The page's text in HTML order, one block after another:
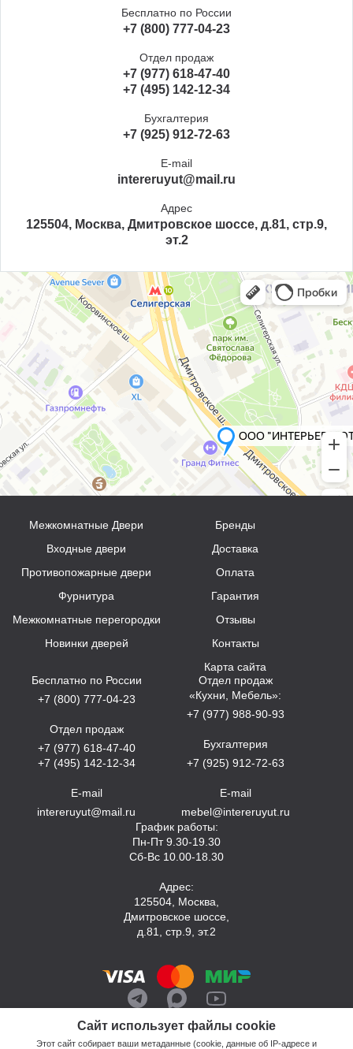
Бесплатно по России
+7 (800) 777-04-23
Отдел продаж
+7 (977) 618-47-40
+7 (495) 142-12-34
Бухгалтерия
+7 (925) 912-72-63
E-mail
intereruyut@mail.ru
Адрес
125504, Москва, Дмитровское шоссе, д.81, стр.9,
эт.2
Сайт использует файлы cookie
Этот сайт собирает ваши метаданные (cookie, данные об IP-адресе и
Межкомнатные Двери
Входные двери
Противопожарные двери
Фурнитура
Межкомнатные перегородки
Новинки дверей
Бренды
Доставка
Оплата
Гарантия
Отзывы
Контакты
Карта сайта
Бесплатно по России
+7 (800) 777-04-23
Отдел продаж
+7 (977) 618-47-40
+7 (495) 142-12-34
E-mail
intereruyut@mail.ru
Отдел продаж
«Кухни, Мебель»:
+7 (977) 988-90-93
Бухгалтерия
+7 (925) 912-72-63
E-mail
mebel@intereruyut.ru
График работы:
Пн-Пт 9.30-19.30
Сб-Вс 10.00-18.30
Адрес:
125504, Москва,
Дмитровское шоссе,
д.81, стр.9, эт.2